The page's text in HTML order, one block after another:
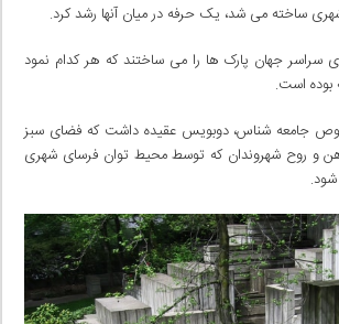
ساخته می شد، یک حرفه در میان آنها رشد کرد.
سراسر جهان پارک ها را می ساختند که هر کدام نمود
است.
جامعه شناس، دوبویس عقیده داشت که فضای سبز
و روح شهروندان که توسط محیط توان فرسای شهری